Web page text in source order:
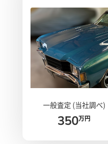
一般査定 (当社調べ)
350万円